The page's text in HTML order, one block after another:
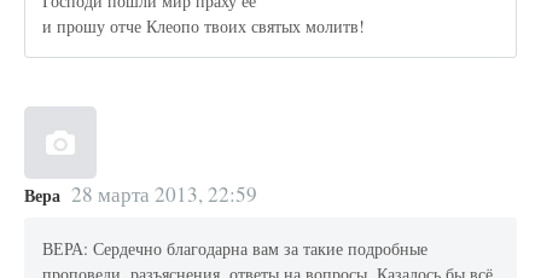
и прошу отче Клеопо твоих святых молитв!
Вера 28 марта 2013, 22:59
ВЕРА: Сердечно благодарна вам за такие подробные